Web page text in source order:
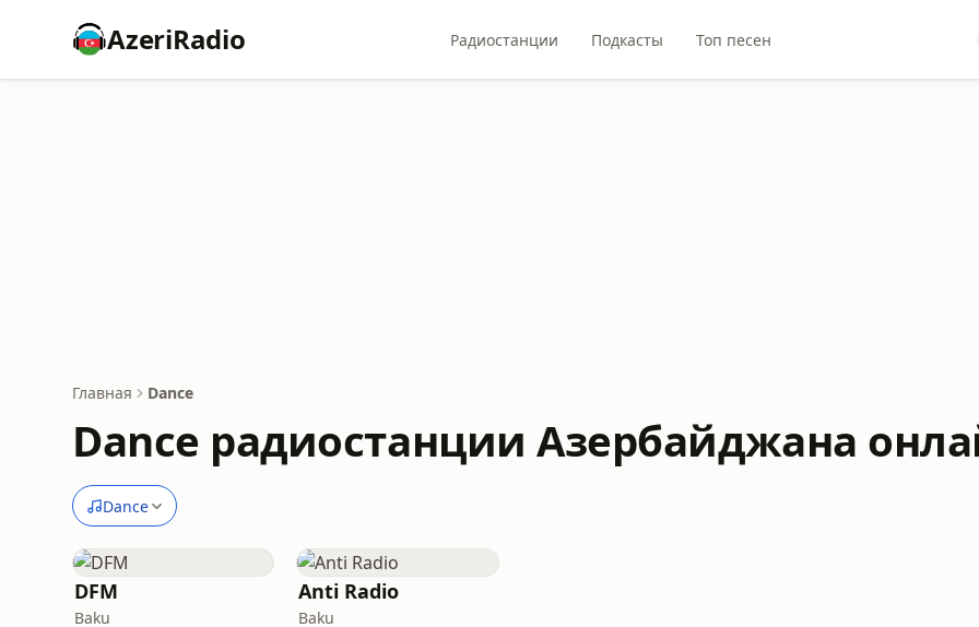
AzeriRadio Радиостанции Подкасты Топ песен
Главная Dance
Dance радиостанции Азербайджана
Dance
DFM
Baku
Anti Radio
Baku